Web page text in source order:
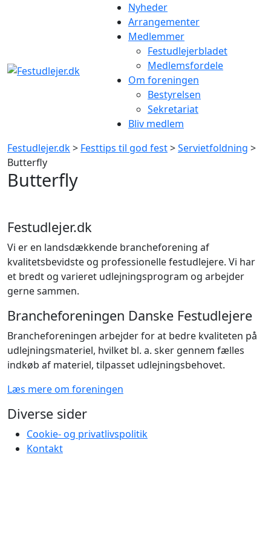
Nyheder
Arrangementer
Medlemmer
Festudlejerbladet
Medlemsfordele
Om foreningen
Bestyrelsen
Sekretariat
Bliv medlem
Festudlejer.dk> Festtips til god fest>Servietfoldning >
Butterfly
Butterfly
Festudlejer.dk
Vi er en landsdækkende brancheforening af
kvalitetsbevidste og professionelle festudlejere. Vi har
et bredt og varieret udlejningsprogram og arbejder
gerne sammen.
Brancheforeningen Danske Festudlejere
Brancheforeningen arbejder for at bedre kvaliteten på
udlejningsmateriel, hvilket bl. a. sker gennem fælles
indkøb af materiel, tilpasset udlejningsbehovet.
Læs mere om foreningen
Diverse sider
Cookie- og privatlivspolitik
Kontakt